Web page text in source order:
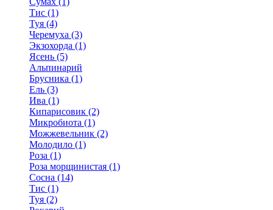
Тис (1)
Туя (4)
Черемуха (3)
Экзохорда (1)
Ясень (5)
Альпинарий
Брусника (1)
Ель (3)
Ива (1)
Кипарисовик (2)
Микробиота (1)
Можжевельник (2)
Молодило (1)
Роза (1)
Роза морщинистая (1)
Сосна (14)
Тис (1)
Туя (2)